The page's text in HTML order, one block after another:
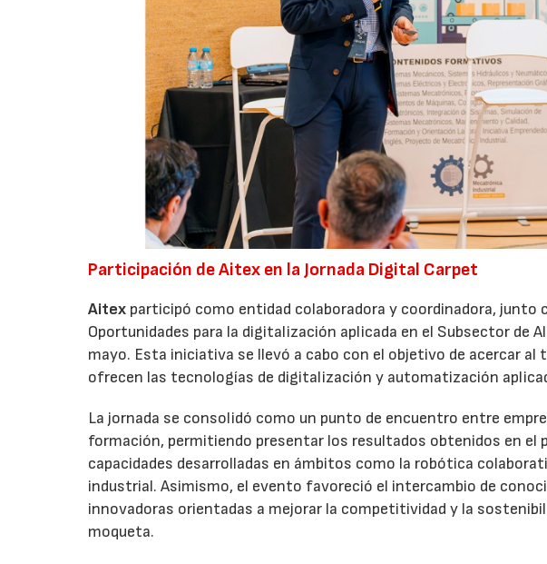
Participación de Aitex en la Jornada Digital Carpet
Aitex participó como entidad colaboradora y coordinadora, junto
Oportunidades para la digitalización aplicada en el Subsector de
mayo. Esta iniciativa se llevó a cabo con el objetivo de acercar al
ofrecen las tecnologías de digitalización y automatización
La jornada se consolidó como un punto de encuentro entre
formación, permitiendo presentar los resultados obtenidos en el
capacidades desarrolladas en ámbitos como la robótica
industrial. Asimismo, el evento favoreció el intercambio de
innovadoras orientadas a mejorar la competitividad y la
moqueta.